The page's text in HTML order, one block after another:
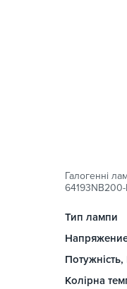
Галогенні
64193NB200-
Тип лампи
Потужність,
Колірна